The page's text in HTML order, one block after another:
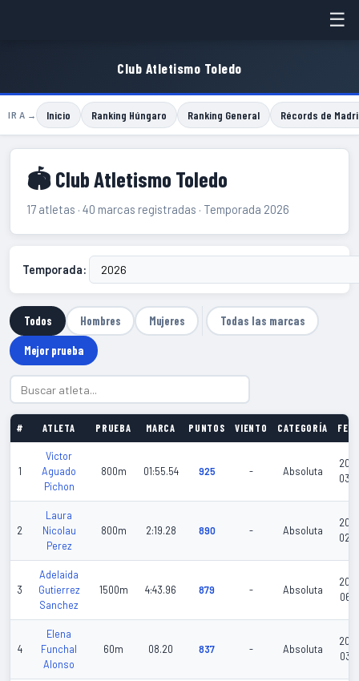
☰
Club Atletismo Toledo
IR A → Inicio Ranking Húngaro Ranking General Récords de
🏟 Club Atletismo Toledo
17 atletas · 40 marcas registradas · Temporada 2026
Temporada:
Todos Hombres Mujeres Todas las marcas
Mejor prueba
# ATLETA PRUEBA MARCA PUNTOS VIENTO CATEGORÍA
1
Victor
Aguado
Pichon
800m 01:55.54 925 - Absoluta
03-
2
Laura
Nicolau
Perez
800m 2:19.28 890 - Absoluta
02-
3
Adelaida
Gutierrez
Sanchez
1500m 4:43.96 879 - Absoluta
06-
4
Elena
Funchal
Alonso
60m 08.20 837 - Absoluta
03-